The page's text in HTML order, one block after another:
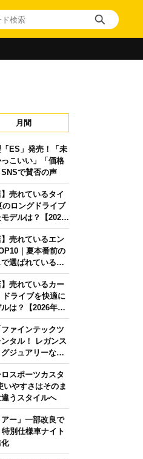
月間
ES」発売！「未
こいい」「価格
で賛否の声
】売れているタイ
のロングドライブ
デルは？【2026
】売れているエン
｜夏本番前の
選ばれている人
2026年6月版】
】売れているカー
ドライブを快適に
は？【2026年6
ァインテックツ
タル！ レガンス
ジュアリーな移
スポーツカスタ
いやすさはそのま
うスタイルへ
アー」一部改良で
別仕様車ナイト